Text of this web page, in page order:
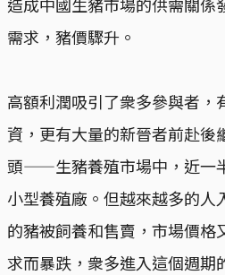
需求，豬價驟升。
高額利潤吸引了衆多參與者，
資，更有大量的新晉者前赴後
頭——生豬養殖市場中，近一
小型養殖廠。但越來越多的人
的豬被飼養和售賣，市場價格
求而暴跌，衆多進入這個週期